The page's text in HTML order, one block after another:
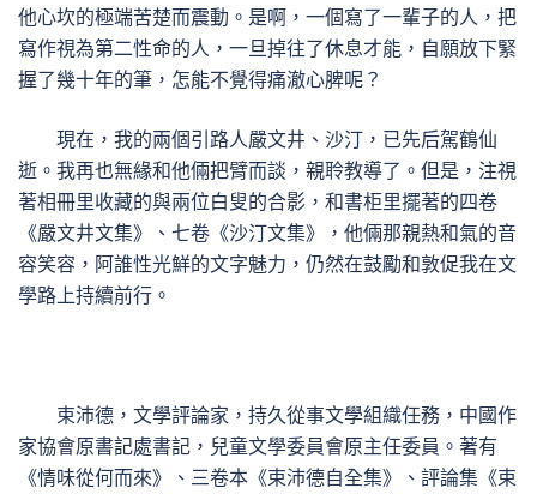
他心坎的極端苦楚而震動。是啊，一個寫了一輩子的人，把
寫作視為第二性命的人，一旦掉往了休息才能，自願放下緊
握了幾十年的筆，怎能不覺得痛澈心脾呢？
現在，我的兩個引路人嚴文井、沙汀，已先后駕鶴仙
逝。我再也無緣和他倆把臂而談，親聆教導了。但是，注視
著相冊里收藏的與兩位白叟的合影，和書柜里擺著的四卷
《嚴文井文集》、七卷《沙汀文集》，他倆那親熱和氣的音
容笑容，阿誰性光鮮的文字魅力，仍然在鼓勵和敦促我在文
學路上持續前行。
束沛德，文學評論家，持久從事文學組織任務，中國作
家協會原書記處書記，兒童文學委員會原主任委員。著有
《情味從何而來》、三卷本《束沛德自全集》、評論集《束